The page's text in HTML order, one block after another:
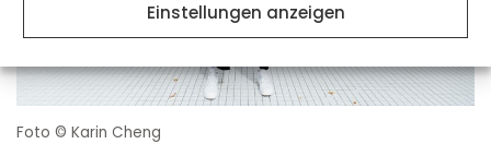
Einstellungen anzeigen
Foto © Karin Cheng